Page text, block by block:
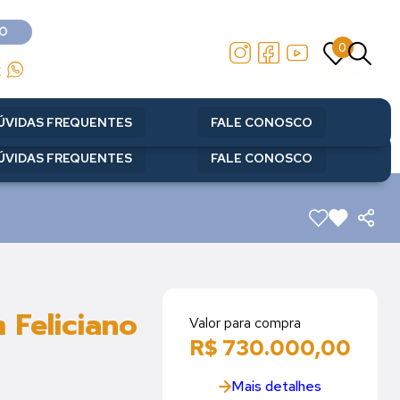
0
FREQUENTES FALE CONOSCO
0
FREQUENTES FALE CONOSCO
Valor para compra
R$ 730.000,00
Mais detalhes